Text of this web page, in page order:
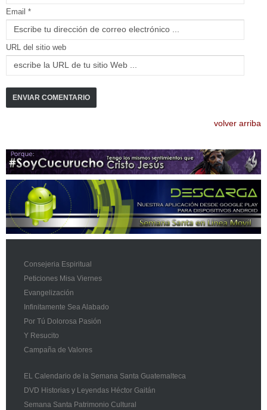
Email *
URL del sitio web
volver arriba
Consejeria Espiritual
Peticiones Misa Viernes
Evangelización
Infinitamente Sea Alabado
Por Tú Dolorosa Pasión
Y Resucito
Campaña de Valores
EL Calendario de la Semana Santa Guatemalteca
DVD Historias y Leyendas Héctor Gaitán
Semana Santa Patrimonio Cultural